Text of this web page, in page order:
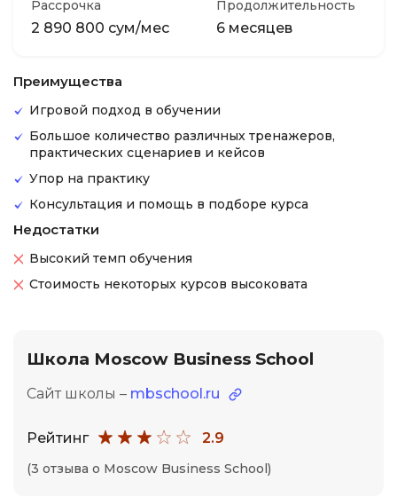
Рассрочка
2 890 800 сум/мес
Продолжительность
6 месяцев
Преимущества
Игровой подход в обучении
Большое количество различных тренажеров,
практических сценариев и кейсов
Упор на практику
Консультация и помощь в подборе курса
Недостатки
Высокий темп обучения
Стоимость некоторых курсов высоковата
Школа Moscow Business School
Сайт школы – mbschool.ru
Рейтинг 2.9
(3 отзыва о Moscow Business School)